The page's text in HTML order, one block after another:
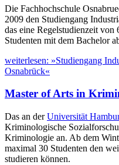
Die Fachhochschule
2009 den Studiengang
das eine Regelstudienzeit von
Studenten mit dem Bachelor
weiterlesen: »Studiengang
Osnabrück«
Master of Arts in
Das an derUniversität
Kriminologische
Kriminologie an. Ab dem
maximal 30 Studenten den
studieren können.